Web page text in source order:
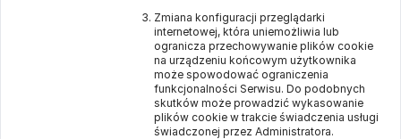
Zmiana konfiguracji przeglądarki
internetowej, która uniemożliwia lub
ogranicza przechowywanie plików cookie
na urządzeniu końcowym użytkownika
może spowodować ograniczenia
funkcjonalności Serwisu. Do podobnych
skutków może prowadzić wykasowanie
plików cookie w trakcie świadczenia usługi
świadczonej przez Administratora.